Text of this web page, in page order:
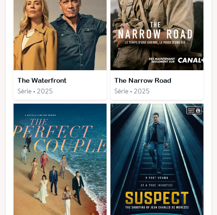
The Waterfront
Série • 2025
The Narrow Road
Série • 2025